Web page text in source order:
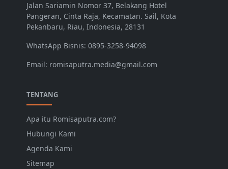
Jalan Sariamin Nomor 37, Belakang Hotel
Pangeran, Cinta Raja, Kecamatan. Sail, Kota
Pekanbaru, Riau, Indonesia, 28131
WhatsApp Bisnis: 0895-3258-94098
Email: romisaputra.media@gmail.com
TENTANG
Apa itu Romisaputra.com?
Hubungi Kami
Agenda Kami
Sitemap